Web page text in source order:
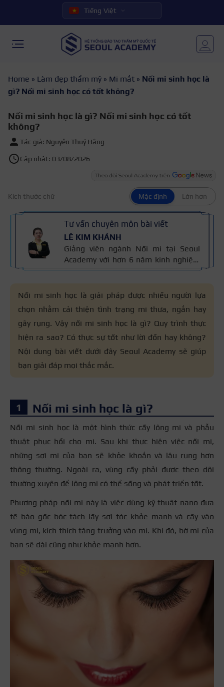
Tiếng Việt
Home » Làm đẹp thẩm mỹ » Mi mắt » Nối mi sinh học là
gì? Nối mi sinh học có tốt không?
Nối mi sinh học là gì? Nối mi sinh học có tốt
không?
Tác giả: Nguyễn Thuý Hằng
Cập nhật: 03/08/2026
Kích thước chữ Mặc định Lớn hơn
Tư vấn chuyên môn bài viết
LÊ KIM KHÁNH
Giảng viên ngành Nối mi tại Seoul
Academy với hơn 6 năm kinh nghiệm
trong lĩnh vực Nail & Mi. Cô là Giám
đạt Giải Nhì Bàn Tay Vàng toàn quốc
2022 (ngành Mi). Thông tin được kiểm
chứng qua kinh nghiệm đào tạo và
tiêu chuẩn kỹ thuật nối mi an toàn mà
cô trực tiếp giảng dạy, đảm bảo đúng
chuyên môn và thực tế nghề.
Nối mi sinh học là giải pháp được nhiều người lựa
chọn nhằm cải thiện tình trạng mi thưa, ngắn hay
gãy rụng. Vậy nối mi sinh học là gì? Quy trình thực
hiện ra sao? Có thực sự tốt như lời đồn hay không?
Nội dung bài viết dưới đây Seoul Academy sẽ giúp
bạn giải đáp mọi thắc mắc.
Nối mi sinh học là gì?
Nối mi sinh học là một hình thức cấy lông mi và phẫu
thuật phục hồi cho mi. Sau khi thực hiện việc nối mi,
những sợi mi của bạn sẽ khỏe khoắn và lâu rụng hơn
thông thường. Ngoài ra, vùng cấy phải được theo dõi
thường xuyên để lông mi có thể sống và phát triển tốt.
Phương pháp nối mi này là việc dùng kỹ thuật nano đưa
tế bào gốc bóc tách lấy sợi tóc khỏe mạnh và cấy vào
vùng mi, kích thích tăng trưởng vào mi. Khi đó, bờ mi của
bạn sẽ dài cũng như khỏe mạnh hơn.